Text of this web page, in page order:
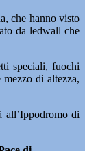
che hanno visto
da ledwall che
speciali, fuochi
di altezza,
all’Ippodromo di